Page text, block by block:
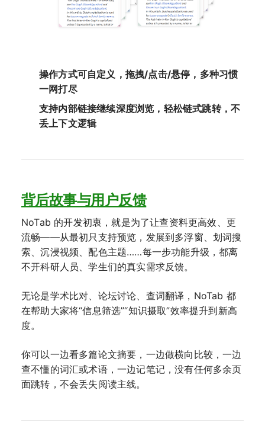
操作方式可自定义，拖拽/点击/悬停，多种习惯
一网打尽
支持内部链接继续深度浏览，轻松链式跳转，不
丢上下文逻辑
背后故事与用户反馈
NoTab 的开发初衷，就是为了让查资料更高效、更
流畅——从最初只支持预览，发展到多浮窗、划词搜
索、沉浸视频、配色主题……每一步功能升级，都离
不开科研人员、学生们的真实需求反馈。
无论是学术比对、论坛讨论、查词翻译，NoTab 都
在帮助大家将“信息筛选”“知识摄取”效率提升到新高
度。
你可以一边看多篇论文摘要，一边做横向比较，一边
查不懂的词汇或术语，一边记笔记，没有任何多余页
面跳转，不会丢失阅读主线。